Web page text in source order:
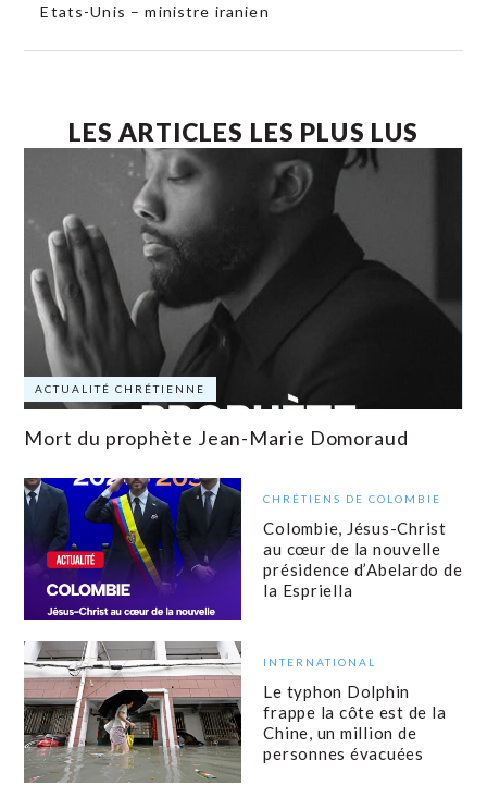
Etats-Unis – ministre iranien
LES ARTICLES LES PLUS LUS
ACTUALITÉ CHRÉTIENNE
Mort du prophète Jean-Marie Domoraud
CHRÉTIENS DE COLOMBIE
Colombie, Jésus-Christ
au cœur de la nouvelle
présidence d’Abelardo de
la Espriella
INTERNATIONAL
Le typhon Dolphin
frappe la côte est de la
Chine, un million de
personnes évacuées